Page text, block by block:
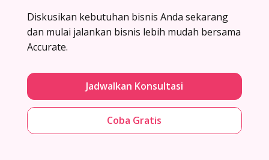
Diskusikan kebutuhan bisnis Anda sekarang
dan mulai jalankan bisnis lebih mudah bersama
Accurate.
Jadwalkan Konsultasi
Coba Gratis